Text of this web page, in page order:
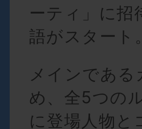
ーティ」に招
語がスタート。
メインであ
め、全5つの
に登場人物と